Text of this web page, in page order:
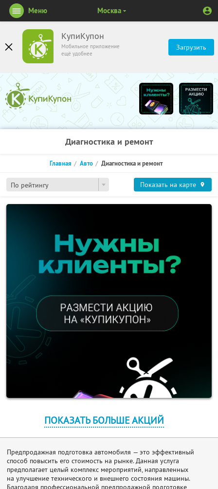
КупиКупон
Мобильное приложение
ещё удобнее
Загрузить
Меню Москва
Диагностика и ремонт
По рейтингу
Главная Авто Диагностика и ремонт
Показать на карте
ПОКАЗАТЬ БОЛЬШЕ АКЦИЙ
Предпродажная подготовка автомобиля — это эффективный
способ повысить его стоимость на рынке. Данная услуга
предполагает целый комплекс мероприятий, направленных
на улучшение технического и внешнего состояния машины.
Благодаря профессиональной предпродажной подготовке